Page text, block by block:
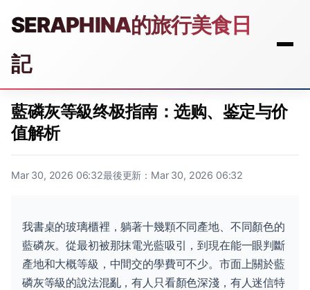
SERAPHINA的旅行美食日
記
藍磷灰等級终极指南：选购、鉴定与价
值解析
Mar 30, 2026 06:32最後更新：Mar 30, 2026 06:32
我書桌的玻璃櫃裡，躺著十幾顆不同產地、不同顏色的
藍磷灰。從最初被那抹電光藍吸引，到現在能一眼判斷
產地和大概等級，中間交的學費可不少。市面上關於藍
磷灰等級的說法混亂，有人只看顏色深淺，有人迷信特